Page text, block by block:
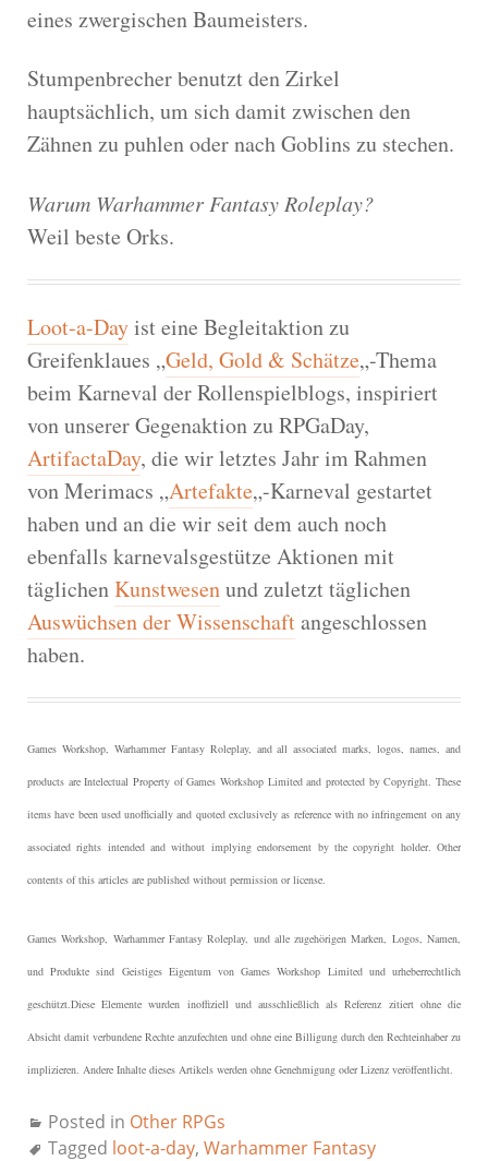
eines zwergischen Baumeisters.
Stumpenbrecher benutzt den Zirkel
hauptsächlich, um sich damit zwischen den
Zähnen zu puhlen oder nach Goblins zu stechen.
Warum Warhammer Fantasy Roleplay?
Weil beste Orks.
Loot-a-Dayist eine Begleitaktion zu
Greifenklaues „Geld, Gold & Schätze„-Thema
beim Karneval der Rollenspielblogs, inspiriert
von unserer Gegenaktion zu RPGaDay,
ArtifactaDay, die wir letztes Jahr im Rahmen
von Merimacs „Artefakte„-Karneval gestartet
haben und an die wir seit dem auch noch
ebenfalls karnevalsgestütze Aktionen mit
täglichenKunstwesenund zuletzt täglichen
Auswüchsen der Wissenschaftangeschlossen
haben.
Games Workshop, Warhammer Fantasy Roleplay, and all associated marks, logos, names, and
products are Intelectual Property of Games Workshop Limited and protected by Copyright. These
items have been used unofficially and quoted exclusively as reference with no infringement on any
associated rights intended and without implying endorsement by the copyright holder. Other
contents of this articles are published without permission or license.
Games Workshop, Warhammer Fantasy Roleplay, und alle zugehörigen Marken, Logos, Namen,
und Produkte sind Geistiges Eigentum von Games Workshop Limited und urheberrechtlich
geschützt.Diese Elemente wurden inoffiziell und ausschließlich als Referenz zitiert ohne die
Absicht damit verbundene Rechte anzufechten und ohne eine Billigung durch den Rechteinhaber zu
implizieren. Andere Inhalte dieses Artikels werden ohne Genehmigung oder Lizenz veröffentlicht.
Posted in Other RPGs
Tagged loot-a-day, Warhammer Fantasy